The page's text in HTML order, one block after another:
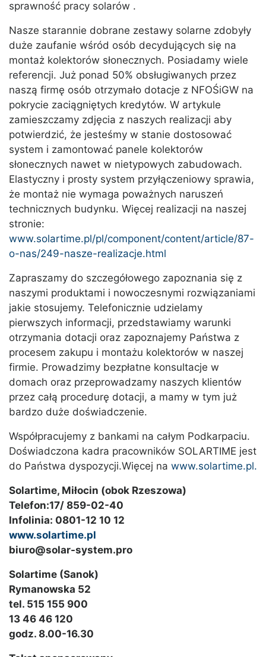
sprawność pracy solarów .
Nasze starannie dobrane zestawy solarne zdobyły
duże zaufanie wśród osób decydujących się na
montaż kolektorów słonecznych. Posiadamy wiele
referencji. Już ponad 50% obsługiwanych przez
naszą firmę osób otrzymało dotacje z NFOŚiGW na
pokrycie zaciągniętych kredytów. W artykule
zamieszczamy zdjęcia z naszych realizacji aby
potwierdzić, że jesteśmy w stanie dostosować
system i zamontować panele kolektorów
słonecznych nawet w nietypowych zabudowach.
Elastyczny i prosty system przyłączeniowy sprawia,
że montaż nie wymaga poważnych naruszeń
technicznych budynku. Więcej realizacji na naszej
stronie:
www.solartime.pl/pl/component/content/article/87-
o-nas/249-nasze-realizacje.html
Zapraszamy do szczegółowego zapoznania się z
naszymi produktami i nowoczesnymi rozwiązaniami
jakie stosujemy. Telefonicznie udzielamy
pierwszych informacji, przedstawiamy warunki
otrzymania dotacji oraz zapoznajemy Państwa z
procesem zakupu i montażu kolektorów w naszej
firmie. Prowadzimy bezpłatne konsultacje w
domach oraz przeprowadzamy naszych klientów
przez całą procedurę dotacji, a mamy w tym już
bardzo duże doświadczenie.
Współpracujemy z bankami na całym Podkarpaciu.
Doświadczona kadra pracowników SOLARTIME jest
do Państwa dyspozycji.Więcej na www.solartime.pl.
Solartime, Miłocin (obok Rzeszowa)
Telefon:17/ 859-02-40
Infolinia: 0801-12 10 12
www.solartime.pl
biuro@solar-system.pro
Solartime (Sanok)
Rymanowska 52
tel. 515 155 900
13 46 46 120
godz. 8.00-16.30